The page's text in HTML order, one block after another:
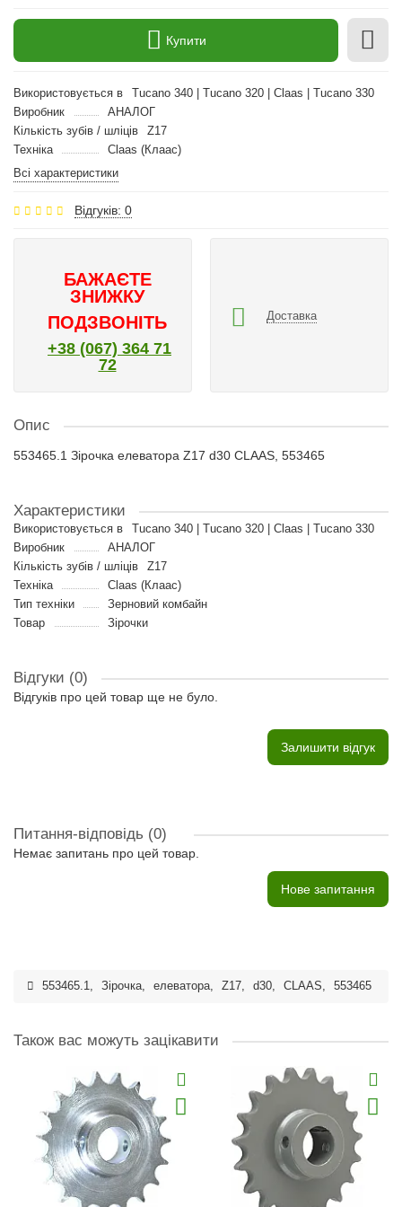
Купити
Використовується в
Tucano 340 | Tucano 320 | Claas | Tucano 330
Виробник
АНАЛОГ
Кількість зубів / шліців
Z17
Техніка
Claas (Клаас)
Всі характеристики
Відгуків: 0
БАЖАЄТЕ
ЗНИЖКУ
ПОДЗВОНІТЬ
+38 (067) 364 71
72
Доставка
Опис
553465.1 Зірочка елеватора Z17 d30 CLAAS, 553465
Характеристики
Використовується в
Tucano 340 | Tucano 320 | Claas | Tucano 330
Виробник
АНАЛОГ
Кількість зубів / шліців
Z17
Техніка
Claas (Клаас)
Тип техніки
Зерновий комбайн
Товар
Зірочки
Відгуки (0)
Відгуків про цей товар ще не було.
Залишити відгук
Питання-відповідь (0)
Немає запитань про цей товар.
Нове запитання
553465.1, Зірочка, елеватора, Z17, d30, CLAAS, 553465
Також вас можуть зацікавити